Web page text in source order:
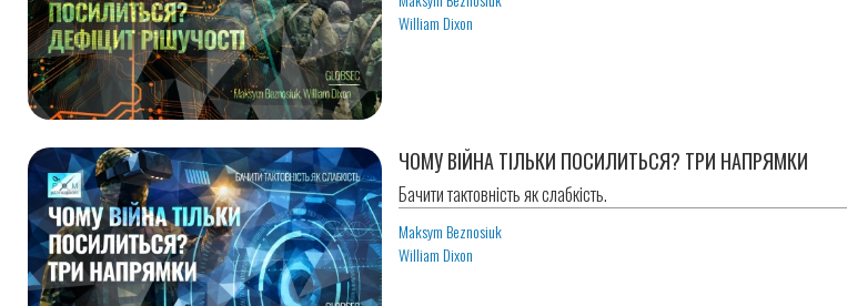
William Dixon
ЧОМУ ВІЙНА ТІЛЬКИ ПОСИЛИТЬСЯ? ТРИ НАПРЯМКИ
Бачити тактовність як слабкість.
Maksym Beznosiuk
William Dixon